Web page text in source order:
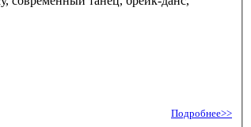
Подробнее>>